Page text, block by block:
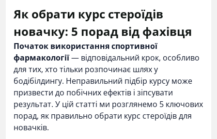
Як обрати курс стероїдів
новачку: 5 порад від фахівця
Початок використання спортивної
фармакології— відповідальний крок, особливо
для тих, хто тільки розпочинає шлях у
бодібілдингу. Неправильний підбір курсу може
призвести до побічних ефектів і зіпсувати
результат. У цій статті ми розглянемо 5 ключових
порад, як правильно обрати курс стероїдів для
новачків.